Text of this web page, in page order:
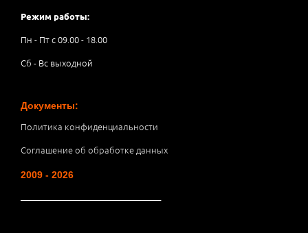
Режим работы:
Пн - Пт с 09.00 - 18.00
Сб - Вс выходной
Документы:
Политика конфиденциальности
Соглашение об обработке данных
2009 - 2026